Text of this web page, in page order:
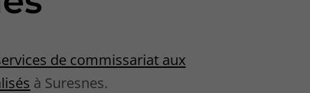
de commissariat aux
à Suresnes.